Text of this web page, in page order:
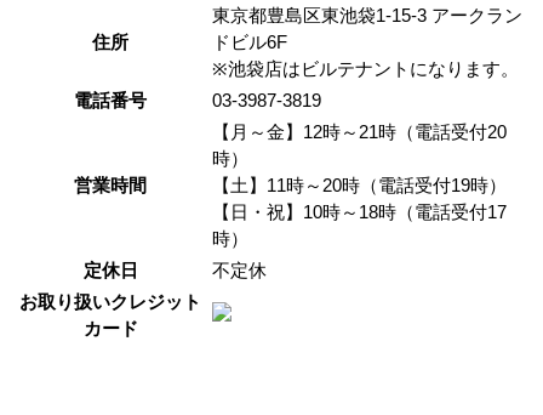
住所
東京都豊島区東池袋1-15-3 アークラン
ドビル6F
※池袋店はビルテナントになります。
電話番号
03-3987-3819
営業時間
【月～金】12時～21時（電話受付20
時）
【土】11時～20時（電話受付19時）
【日・祝】10時～18時（電話受付17
時）
定休日
不定休
お取り扱いクレジット
カード